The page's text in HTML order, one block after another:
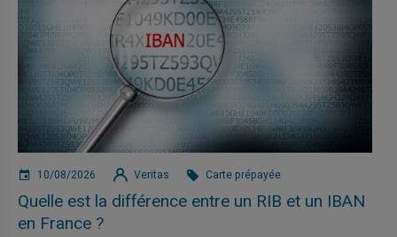
10/08/2026 Veritas Carte prépayée
Quelle est la différence entre un RIB et un IBAN
en France ?